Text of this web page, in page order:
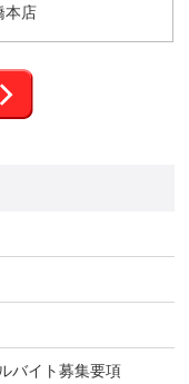
本店
バイト募集要項